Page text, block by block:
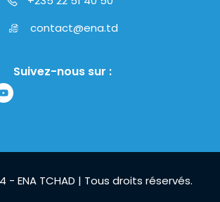
contact@ena.td
Suivez-nous sur :
- ENA TCHAD | Tous droits réservés.